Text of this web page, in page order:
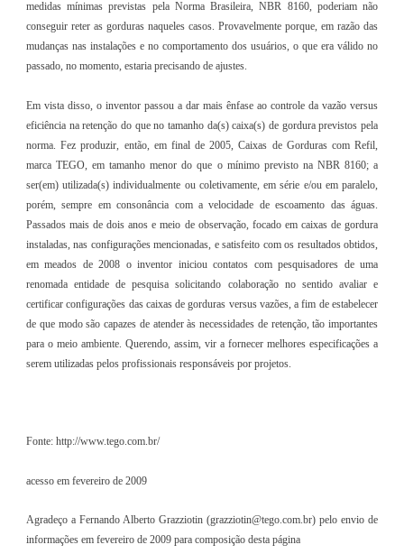
medidas mínimas previstas pela Norma Brasileira, NBR 8160, poderiam não
conseguir reter as gorduras naqueles casos. Provavelmente porque, em razão das
mudanças nas instalações e no comportamento dos usuários, o que era válido no
passado, no momento, estaria precisando de ajustes.
Em vista disso, o inventor passou a dar mais ênfase ao controle da vazão versus
eficiência na retenção do que no tamanho da(s) caixa(s) de gordura previstos pela
norma. Fez produzir, então, em final de 2005, Caixas de Gorduras com Refil,
marca TEGO, em tamanho menor do que o mínimo previsto na NBR 8160; a
ser(em) utilizada(s) individualmente ou coletivamente, em série e/ou em paralelo,
porém, sempre em consonância com a velocidade de escoamento das águas.
Passados mais de dois anos e meio de observação, focado em caixas de gordura
instaladas, nas configurações mencionadas, e satisfeito com os resultados obtidos,
em meados de 2008 o inventor iniciou contatos com pesquisadores de uma
renomada entidade de pesquisa solicitando colaboração no sentido avaliar e
certificar configurações das caixas de gorduras versus vazões, a fim de estabelecer
de que modo são capazes de atender às necessidades de retenção, tão importantes
para o meio ambiente. Querendo, assim, vir a fornecer melhores especificações a
serem utilizadas pelos profissionais responsáveis por projetos.
Fonte: http://www.tego.com.br/
acesso em fevereiro de 2009
Agradeço a Fernando Alberto Grazziotin (grazziotin@tego.com.br) pelo envio de
informações em fevereiro de 2009 para composição desta página